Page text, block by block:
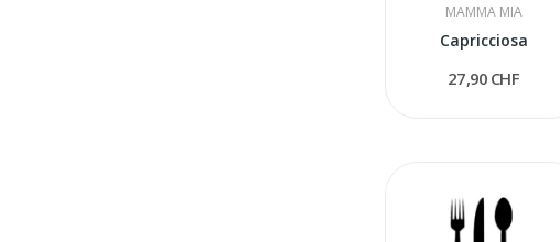
MAMMA MIA
Capricciosa
27,90 CHF